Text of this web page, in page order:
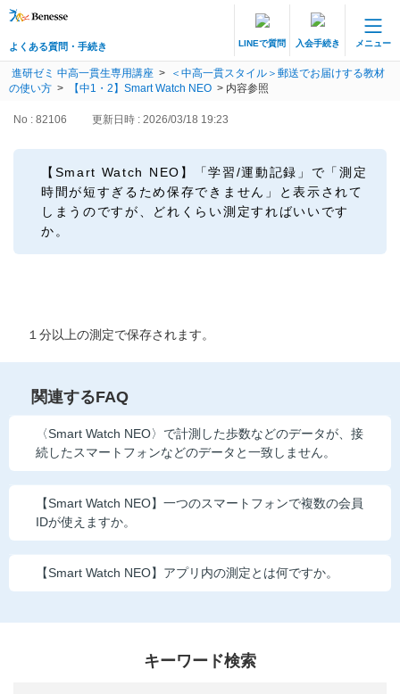
よくある質問・手続き LINEで質問 入会手続き メニュー
保護者サポート 中高一貫講座 トップ
よくある質問・手続き
会員ページへログイン
お客様サポート(手続き・照会)
よくある質問・お問い合わせ
こどもちゃれんじ
進研ゼミ 小学講座
進研ゼミ 高校講座
会員サイトはこちら
進研ゼミ 中高一貫生専用講座 >
＜中高一貫スタイル＞郵送でお届けする教材
の使い方 > 【中1・2】Smart Watch NEO > 内容参照
No : 82106 更新日時 : 2026/03/18 19:23
【Smart Watch NEO】「学習/運動記録」で「測定
時間が短すぎるため保存できません」と表示されて
しまうのですが、どれくらい測定すればいいです
か。
１分以上の測定で保存されます。
関連するFAQ
〈Smart Watch NEO〉で計測した歩数などのデータが、接
続したスマートフォンなどのデータと一致しません。
【Smart Watch NEO】一つのスマートフォンで複数の会員
IDが使えますか。
【Smart Watch NEO】アプリ内の測定とは何ですか。
キーワード検索